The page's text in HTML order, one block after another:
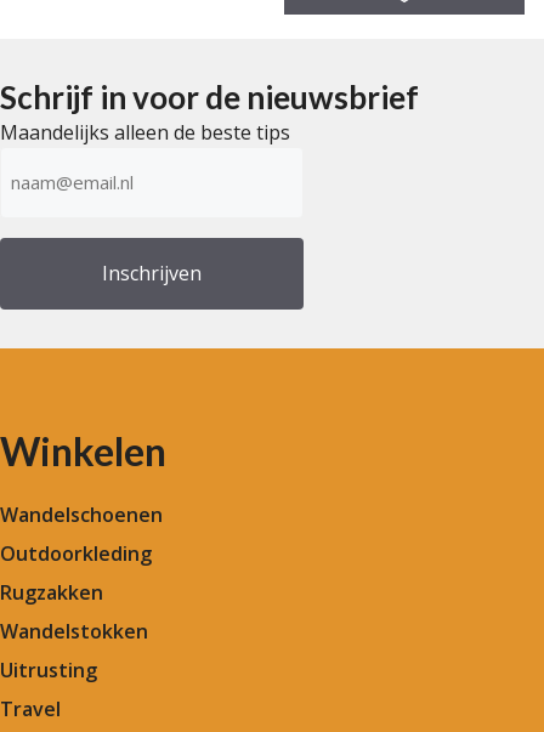
5
Schrijf in voor de nieuwsbrief
Maandelijks alleen de beste tips
mailadres
Winkelen
Wandelschoenen
Outdoorkleding
Rugzakken
Wandelstokken
Uitrusting
Travel